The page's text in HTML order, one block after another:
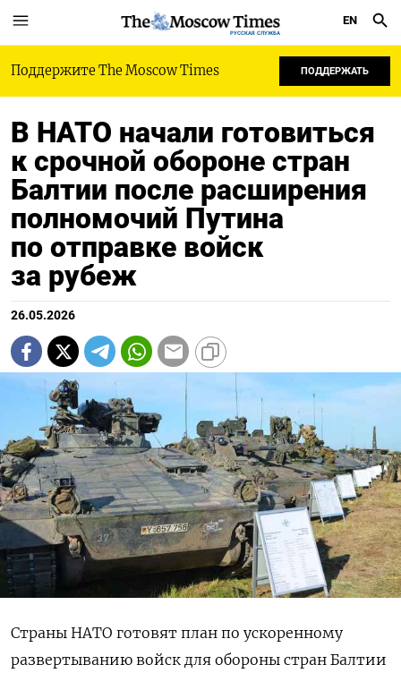
РУССКАЯ СЛУЖБА
EN
Поддержите The Moscow Times ПОДДЕРЖАТЬ
В НАТО начали готовиться
к срочной обороне стран
Балтии после расширения
полномочий Путина
по отправке войск
за рубеж
26.05.2026
Страны НАТО готовят план по ускоренному
развертыванию войск для обороны стран Балтии